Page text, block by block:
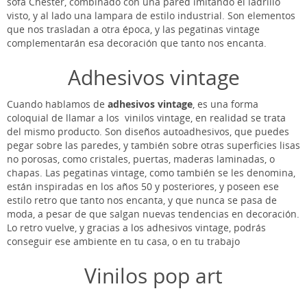
visto, y al lado una lampara de estilo industrial. Son elementos
que nos trasladan a otra época, y las pegatinas vintage
complementarán esa decoración que tanto nos encanta.
Adhesivos vintage
Cuando hablamos de adhesivos vintage, es una forma
coloquial de llamar a los vinilos vintage, en realidad se trata
del mismo producto. Son diseños autoadhesivos, que puedes
pegar sobre las paredes, y también sobre otras superficies lisas
no porosas, como cristales, puertas, maderas laminadas, o
chapas. Las pegatinas vintage, como también se les denomina,
están inspiradas en los años 50 y posteriores, y poseen ese
estilo retro que tanto nos encanta, y que nunca se pasa de
moda, a pesar de que salgan nuevas tendencias en decoración.
Lo retro vuelve, y gracias a los adhesivos vintage, podrás
conseguir ese ambiente en tu casa, o en tu trabajo
Vinilos pop art